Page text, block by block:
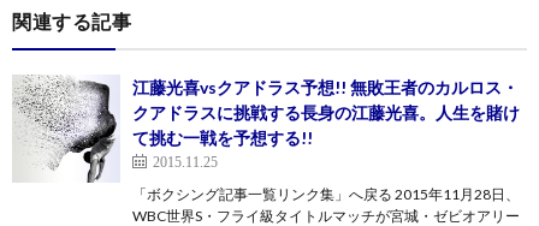
関連する記事
江藤光喜vsクアドラス予想!! 無敗王者のカルロス・
クアドラスに挑戦する長身の江藤光喜。人生を賭け
て挑む一戦を予想する!!
2015.11.25
「ボクシング記事一覧リンク集」へ戻る 2015年11月28日、
WBC世界S・フライ級タイトルマッチが宮城・ゼビオアリー